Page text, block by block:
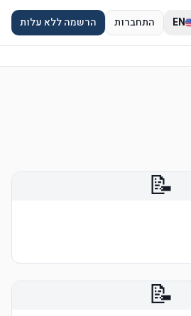
EN התחברות הרשמה ללא עלות
📝
📝